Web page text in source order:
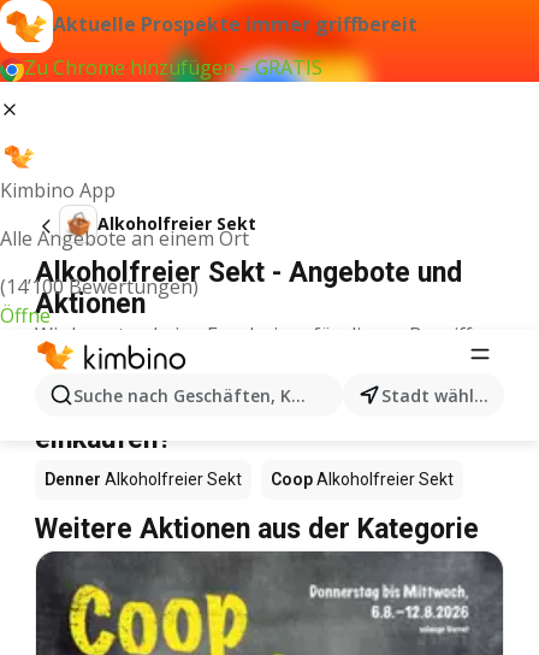
Aktuelle Prospekte immer griffbereit
Zu Chrome hinzufügen – GRATIS
Kimbino App
Alle Angebote an einem Ort
(14’100 Bewertungen)
Öffne
Suche nach Geschäften, Kategorien, Produkten...
Stadt wählen
Alkoholfreier Sekt
Alkoholfreier Sekt - Angebote und
Aktionen
Wir konnten keine Ergebnisse für diesen Begriff
finden.
Alkoholfreier Sekt im Angebot – Wo
einkaufen?
Denner Alkoholfreier Sekt CoopAlkoholfreier Sekt
Weitere Aktionen aus der Kategorie